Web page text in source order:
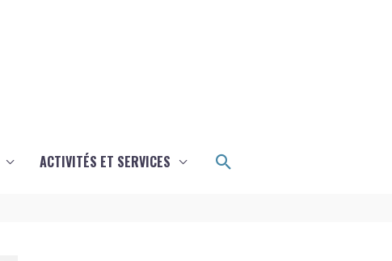
ACTIVITÉS ET SERVICES Rechercher